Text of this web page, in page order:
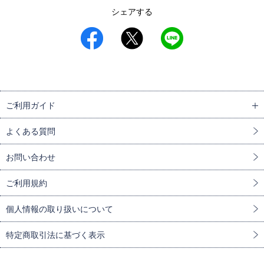
シェアする
ご利用ガイド
よくある質問
お問い合わせ
ご利用規約
個人情報の取り扱いについて
特定商取引法に基づく表示